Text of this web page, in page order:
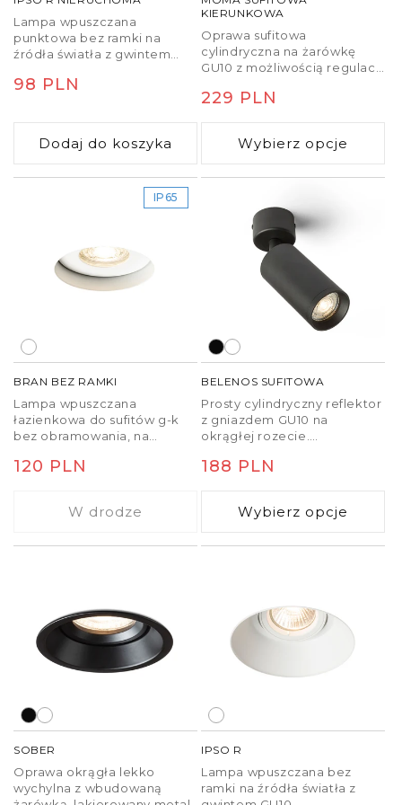
Lampa wpuszczana
punktowa bez ramki na
źródła światła z gwintem
Cena
98 PLN
Dodaj do koszyka
KIERUNKOWA
Oprawa sufitowa
cylindryczna na żarówkę
GU10 z możliwością regulacji
Cena
regularna
229 PLN
Wybierz opcje
IP65
BRAN BEZ RAMKI
Lampa wpuszczana
łazienkowa do sufitów g-k
bez obramowania, na
GU10.
Cena
120 PLN
W drodze
BELENOS SUFITOWA
Prosty cylindryczny reflektor
z gniazdem GU10 na
okrągłej rozecie.
umożliwia stosowanie
Cena
regularna
188 PLN
Wybierz opcje
SOBER
Oprawa okrągła lekko
wychylna z wbudowaną
IPSO R
Lampa wpuszczana bez
ramki na źródła światła z